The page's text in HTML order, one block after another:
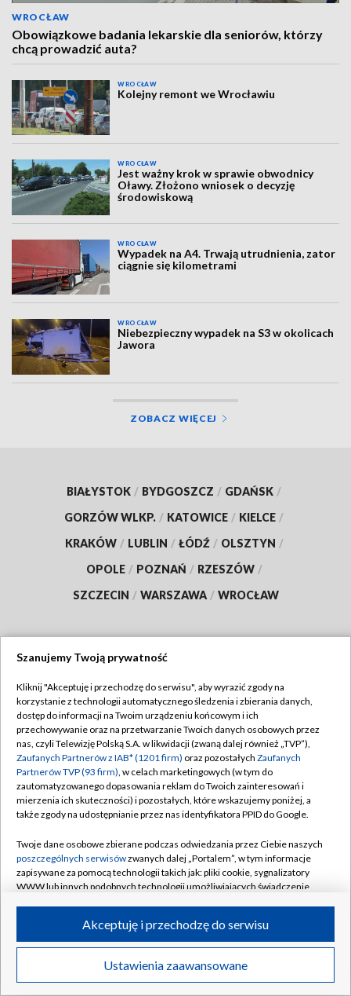
WROCŁAW
Obowiązkowe badania lekarskie dla seniorów, którzy
chcą prowadzić auta?
WROCŁAW
Kolejny remont we Wrocławiu
WROCŁAW
Jest ważny krok w sprawie obwodnicy
Oławy. Złożono wniosek o decyzję
środowiskową
WROCŁAW
Wypadek na A4. Trwają utrudnienia, zator
ciągnie się kilometrami
WROCŁAW
Niebezpieczny wypadek na S3 w okolicach
Jawora
ZOBACZ WIĘCEJ
BIAŁYSTOK / BYDGOSZCZ / GDAŃSK /
GORZÓW WLKP. / KATOWICE / KIELCE /
KRAKÓW / LUBLIN / ŁÓDŹ / OLSZTYN /
OPOLE / POZNAŃ / RZESZÓW /
SZCZECIN / WARSZAWA / WROCŁAW
TVP
Abonament TVP
Emisja w TVP
Centrum informacji TVP
Naziemna Telewizja Cyfrowa
Rada Programowa
System NOS
Informacje o nadawcy
Program dla prasy
Ogłoszenie przetargowe
Regulamin TVP
Polityka prywatności
Moje zgody
Pomoc
Kontakt
Kanały
©2026 Telewizja Polska S.A. w likwidacji
Szanujemy Twoją prywatność
Kliknij "Akceptuję i przechodzę do serwisu", aby wyrazić zgody na
korzystanie z technologii automatycznego śledzenia i zbierania danych,
dostęp do informacji na Twoim urządzeniu końcowym i ich
przechowywanie oraz na przetwarzanie Twoich danych osobowych przez
nas, czyli Telewizję Polską S.A. w likwidacji (zwaną dalej również „TVP”),
Zaufanych Partnerów z IAB* (1201 firm) oraz pozostałych Zaufanych
Partnerów TVP (93 firm), w celach marketingowych (w tym do
zautomatyzowanego dopasowania reklam do Twoich zainteresowań i
mierzenia ich skuteczności) i pozostałych, które wskazujemy poniżej, a
także zgody na udostępnianie przez nas identyfikatora PPID do Google.
Twoje dane osobowe zbierane podczas odwiedzania przez Ciebie naszych
poszczególnych serwisówzwanych dalej „Portalem”, w tym informacje
zapisywane za pomocą technologii takich jak: pliki cookie, sygnalizatory
WWW lub innych podobnych technologii umożliwiających świadczenie
ruchu w Internecie.
Twoje dane osobowe zbierane podczas odwiedzania przez Ciebie
poszczególnych serwisówna Portalu, takie jak adresy IP, identyfikatory
Ustawienia zaawansowane
Akceptuję i przechodzę do serwisu